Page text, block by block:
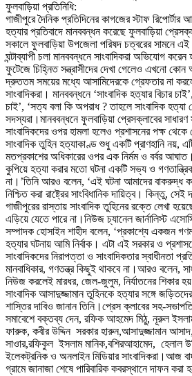
ফুলবাড়িয়া প্রতিনিধি:
গাজীপুরে দৈনিক প্রতিদিনের কাগজের স্টাফ রিপোর্টার
হত্যার প্রতিবাদে মানববন্ধন করেছে ফুলবাড়িয়া
সকালে ফুলবাড়িয়া উপজেলা পরিষদ চত্বরের সামনে এই
ঘন্টাব্যাপী চলা মানববন্ধনে সাংবাদিকরা অভিযোগ করেন
ফুটেজে চিহ্নিত সন্ত্রাসীদের দেখা গেলেও এখনো কোন
দ্রুততম সময়ের মধ্যে আসামিদেরকে গ্রেফতার না
সাংবাদিকরা। মানববন্ধনে ‘সাংবাদিক হত্যার বিচার
চাই’, ‘সত্য বলা কি অপরাধ ? তাহলে সাংবাদিক হত্যা
সদস্যরা।মানববন্ধনে ফুলবাড়িয়া প্রেসক্লাবের
সাংবাদিকদের ওপর হামলা হলেও প্রশাসনের পক্ষ
সাংবাদিক তুহিন হত্যাকাণ্ড শুধু একটি প্রাণহানি নয়,
মতপ্রকাশের অধিকারের ওপর এক নির্মম ও বর্বর
কুপিয়ে হত্যা করার মতো ঘটনা একটি সভ্য ও গণতান্ত্রিক
না।’তিনি আরও বলেন, ‘এই ঘটনা আমাদের বাকরুদ্ধ
নিশ্চিত করা রাষ্ট্রের সাংবিধানিক দায়িত্ব। কিন্তু,
গাজীপুরের রাস্তায় সাংবাদিক তুহিনের রক্তে লেখা
এড়িয়ে যেতে পারে না।নিউজ চ্যানেল জার্নালিস্ট
সম্পাদক হোসাইন শাহীদ বলেন, ‘প্রকাশ্যে একজন
হত্যার ঘটনায় আমি নির্বাক। এটা এই সরকার ও
সাংবাদিকদের নিরাপত্তা ও সাংবাদিকতার স্বাধীনতা
মানবাধিকার, গণতন্ত্র কিছুই থাকবে না।আরও বলেন,
নিউজ করলেই মারধর, জেল-জুলুম, নির্যাতনের শিকার
সাংবাদিক আসাদুজ্জামান তুহিনকে হত্যার সঙ্গে
শাস্তির দাবিও জানান তিনি।প্রেস ক্লাবের সহ-
সমাবেশে বক্তব্য দেন, রফিক আহমেদ মিঠু, নূরুল
ফারুক, কবীর উদ্দিন সরকার হারুন,আসাদুজ্জামান
সাওার,রফিকুল ইসলাম মানিক,বশিরআহামেদ, হেলাল
ইলেকট্রনিক ও অনলাইন মিডিয়ার সাংবাদিকরা।আজ
গ্রামে জানাজা শেষে পারিবারিক কবরস্থানে দাফন করা